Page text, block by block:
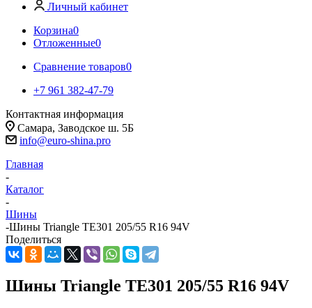
Личный кабинет
Корзина0
Отложенные0
Сравнение товаров0
+7 961 382-47-79
Контактная информация
Самара, Заводское ш. 5Б
info@euro-shina.pro
Главная
-
Каталог
-
Шины
-Шины Triangle TE301 205/55 R16 94V
Поделиться
Шины Triangle TE301 205/55 R16 94V